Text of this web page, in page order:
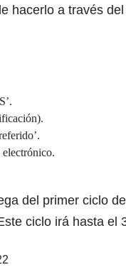
hacerlo a través del
electrónico.
del primer ciclo
ciclo irá hasta el